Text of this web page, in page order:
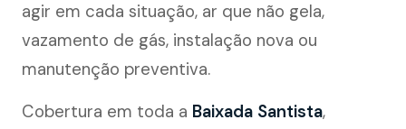
agir em cada situação, ar que não gela,
vazamento de gás, instalação nova ou
manutenção preventiva.
Cobertura em toda a Baixada Santista,